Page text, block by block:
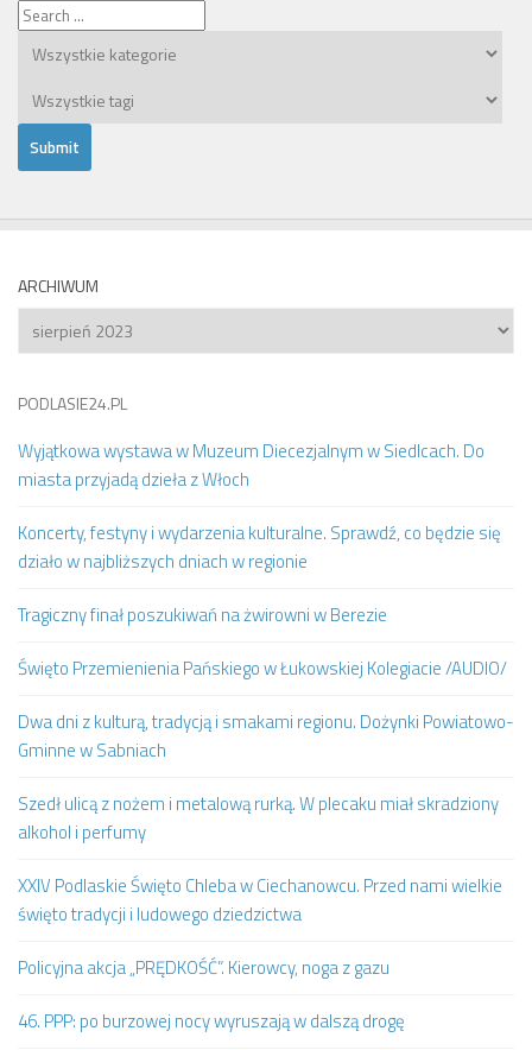
ARCHIWUM
Archiwum
PODLASIE24.PL
Wyjątkowa wystawa w Muzeum Diecezjalnym w Siedlcach. Do
miasta przyjadą dzieła z Włoch
Koncerty, festyny i wydarzenia kulturalne. Sprawdź, co będzie się
działo w najbliższych dniach w regionie
Tragiczny finał poszukiwań na żwirowni w Berezie
Święto Przemienienia Pańskiego w Łukowskiej Kolegiacie /AUDIO/
Dwa dni z kulturą, tradycją i smakami regionu. Dożynki Powiatowo-
Gminne w Sabniach
Szedł ulicą z nożem i metalową rurką. W plecaku miał skradziony
alkohol i perfumy
XXIV Podlaskie Święto Chleba w Ciechanowcu. Przed nami wielkie
święto tradycji i ludowego dziedzictwa
Policyjna akcja „PRĘDKOŚĆ”. Kierowcy, noga z gazu
46. PPP: po burzowej nocy wyruszają w dalszą drogę